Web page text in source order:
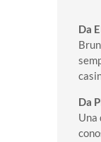
Da
Da
Una